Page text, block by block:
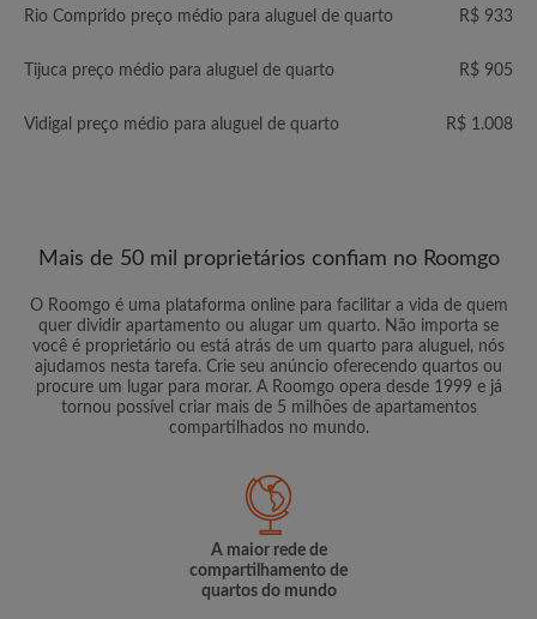
Rio Comprido preço médio para aluguel de quarto R$ 933
Tijuca preço médio para aluguel de quarto R$ 905
Vidigal preço médio para aluguel de quarto R$ 1.008
Mais de 50 mil proprietários confiam no Roomgo
O Roomgo é uma plataforma online para facilitar a vida de quem
quer dividir apartamento ou alugar um quarto. Não importa se
você é proprietário ou está atrás de um quarto para aluguel, nós
ajudamos nesta tarefa. Crie seu anúncio oferecendo quartos ou
procure um lugar para morar. A Roomgo opera desde 1999 e já
tornou possível criar mais de 5 milhões de apartamentos
compartilhados no mundo.
A maior rede de
compartilhamento de
quartos do mundo